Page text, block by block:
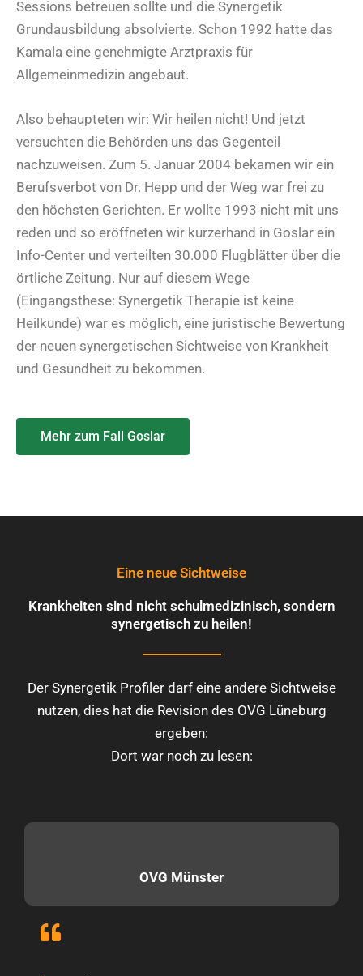
Sessions betreuen sollte und die Synergetik
Grundausbildung absolvierte. Schon 1992 hatte das
Kamala eine genehmigte Arztpraxis für
Allgemeinmedizin angebaut.
Also behaupteten wir: Wir heilen nicht! Und jetzt
versuchten die Behörden uns das Gegenteil
nachzuweisen. Zum 5. Januar 2004 bekamen wir ein
Berufsverbot von Dr. Hepp und der Weg war frei zu
den höchsten Gerichten. Er wollte 1993 nicht mit uns
reden und so eröffneten wir kurzerhand in Goslar ein
Info-Center und verteilten 30.000 Flugblätter über die
örtliche Zeitung. Nur auf diesem Wege
(Eingangsthese: Synergetik Therapie ist keine
Heilkunde) war es möglich, eine juristische Bewertung
der neuen synergetischen Sichtweise von Krankheit
und Gesundheit zu bekommen.
Mehr zum Fall Goslar
Eine neue Sichtweise
Krankheiten sind nicht schulmedizinisch, sondern
synergetisch zu heilen!
Der Synergetik Profiler darf eine andere Sichtweise
nutzen, dies hat die Revision des OVG Lüneburg
ergeben:
Dort war noch zu lesen:
OVG Münster